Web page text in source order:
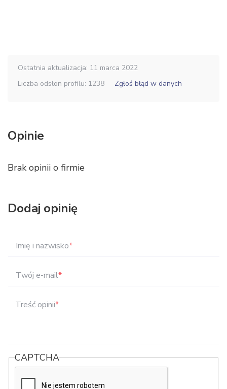
Ostatnia aktualizacja: 11 marca 2022
Liczba odsłon profilu: 1238
Zgłoś błąd w danych
Opinie
Brak opinii o firmie
Dodaj opinię
Imię i nazwisko*
Twój e-mail*
Treść opinii*
CAPTCHA